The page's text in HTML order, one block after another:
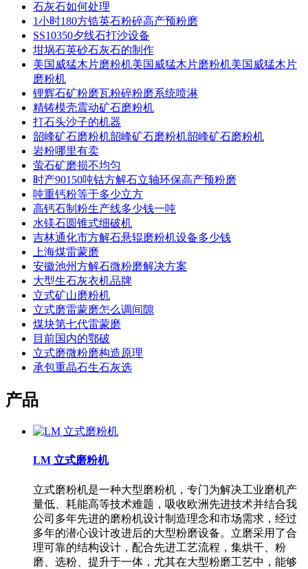
石灰石如何处理
1小时180方锆英石粉碎高产预粉磨
SS10350夕线石打沙设备
坩埚石英砂石灰石的制作
美国威猛木片磨粉机美国威猛木片磨粉机美国威猛木片
磨粉机
锂辉石矿粉磨瓦粉碎粉磨系统喷淋
精铸模壳震动矿石磨粉机
打石头沙子的机器
韶峰矿石磨粉机韶峰矿石磨粉机韶峰矿石磨粉机
岩粉哪里有卖
萤石矿磨损不均匀
时产90150吨钴方解石立轴环保高产预粉磨
吨重钙粉等于多少立方
高钙石制粉生产线多少钱一吨
水镁石圆锥式细破机
吉林通化市方解石悬辊磨粉机设备多少钱
上海煤雷蒙磨
安徽池州方解石微粉磨解决方案
大型生石灰衣机品牌
立式矿山磨粉机
立式磨雷蒙磨怎么调间隙
煤块第七代雷蒙磨
目前国内的鄂破
立式磨微粉磨构造原理
承包重晶石生石灰选
产品
LM 立式磨粉机
立式磨粉机是一种大型磨粉机，专门为解决工业磨机产
量低、耗能高等技术难题，吸收欧洲先进技术并结合我
公司多年先进的磨粉机设计制造理念和市场需求，经过
多年的潜心设计改进后的大型粉磨设备。立磨采用了合
理可靠的结构设计，配合先进工艺流程，集烘干、粉
磨、选粉、提升于一体，尤其在大型粉磨工艺中，能够